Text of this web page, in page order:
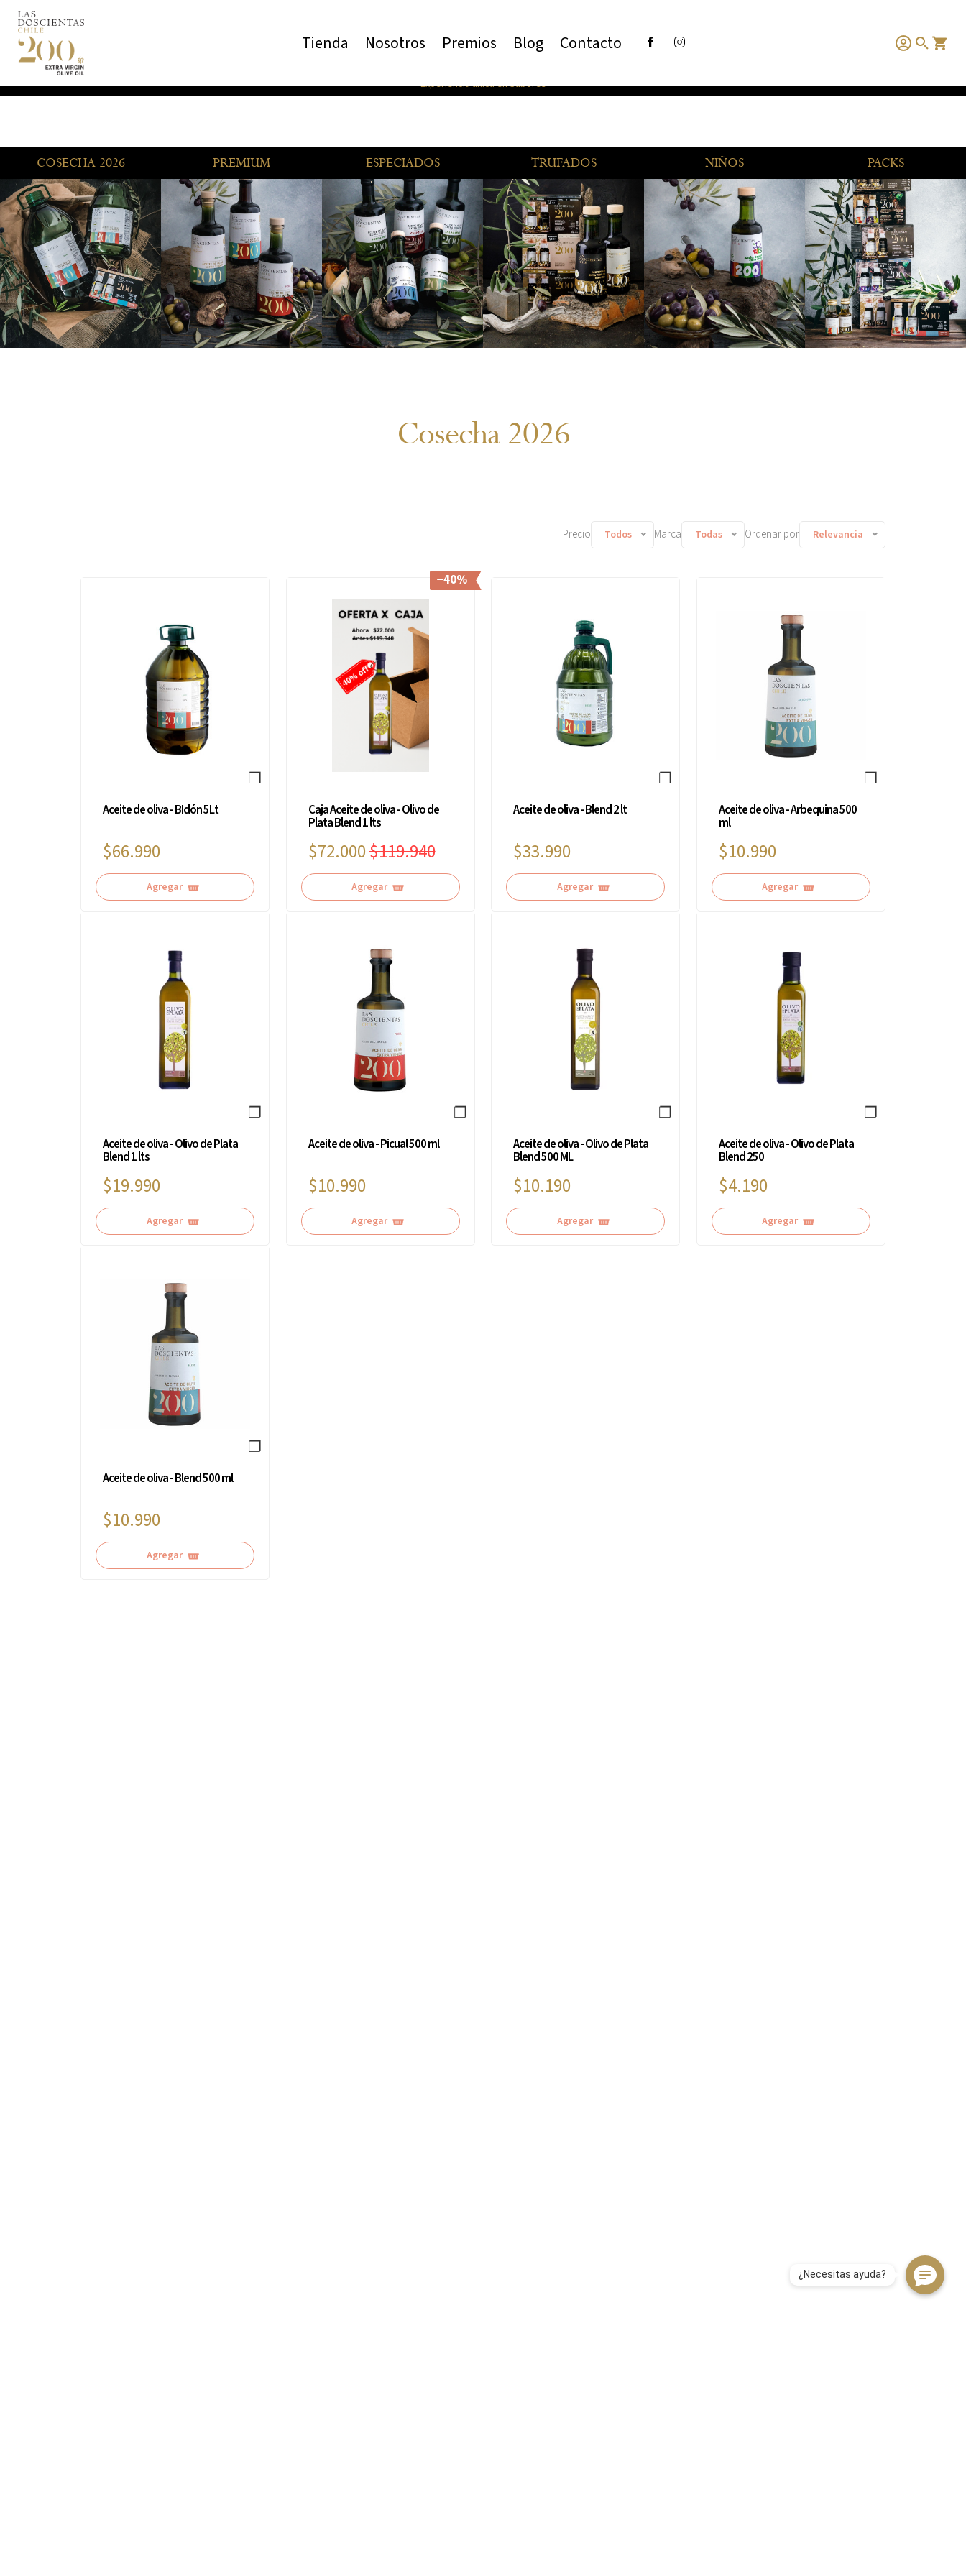
Tienda Nosotros Premios Blog Contacto
Experiencia única en Sabores
COSECHA 2026 PREMIUM ESPECIADOS TRUFADOS NIÑOS PACKS
Cosecha 2026
Precio Todos Marca Todas Ordenar por Relevancia
❐
Aceite de oliva - BIdón 5Lt
$66.990
Agregar
−40%
Caja Aceite de oliva - Olivo de
Plata Blend 1 lts
$72.000$119.940
Agregar
❐
Aceite de oliva - Blend 2 lt
$33.990
Agregar
❐
Aceite de oliva - Arbequina 500
ml
$10.990
Agregar
❐
Aceite de oliva - Olivo de Plata
Blend 1 lts
$19.990
Agregar
❐
Aceite de oliva - Picual 500 ml
$10.990
Agregar
❐
Aceite de oliva - Olivo de Plata
Blend 500 ML
$10.190
Agregar
❐
Aceite de oliva - Olivo de Plata
Blend 250
$4.190
Agregar
❐
Aceite de oliva - Blend 500 ml
$10.990
Agregar